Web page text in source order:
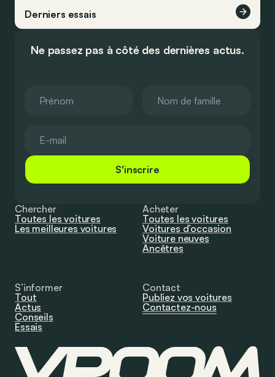
Derniers essais
Ne passez pas à côté des dernières actus.
S'inscrire
Chercher
Toutes les voitures
Les meilleures voitures
Acheter
Toutes les voitures
Voitures d’occasion
Voiture neuves
Ancêtres
S’informer
Tout
Actus
Conseils
Essais
Contact
Publiez vos voitures
Contactez-nous